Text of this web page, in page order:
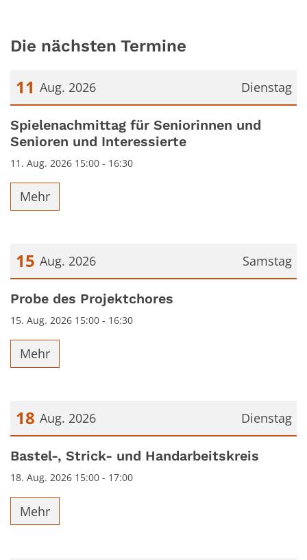
Die nächsten Termine
Dienstag
11 Aug. 2026
Datum: 11. August 2026
Spielenachmittag für Seniorinnen und
Senioren und Interessierte
11. Aug. 2026 15:00 - 16:30
Mehr
Samstag
15 Aug. 2026
Datum: 15. August 2026
Probe des Projektchores
15. Aug. 2026 15:00 - 16:30
Mehr
Dienstag
18 Aug. 2026
Datum: 18. August 2026
Bastel-, Strick- und Handarbeitskreis
18. Aug. 2026 15:00 - 17:00
Mehr